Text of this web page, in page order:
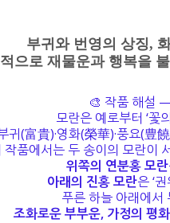
부귀와 번영의 상징,
으로 재물운과 행복을
🎨 작품 해설 —
모란은 예로부터 ‘꽃
귀(富貴)·영화(榮華)·풍요(豊
작품에서는 두 송이의 모란이
위쪽의 연분홍 모란
아래의 진홍 모란은 ‘
푸른 하늘 아래에서
조화로운 부부운, 가정의 평